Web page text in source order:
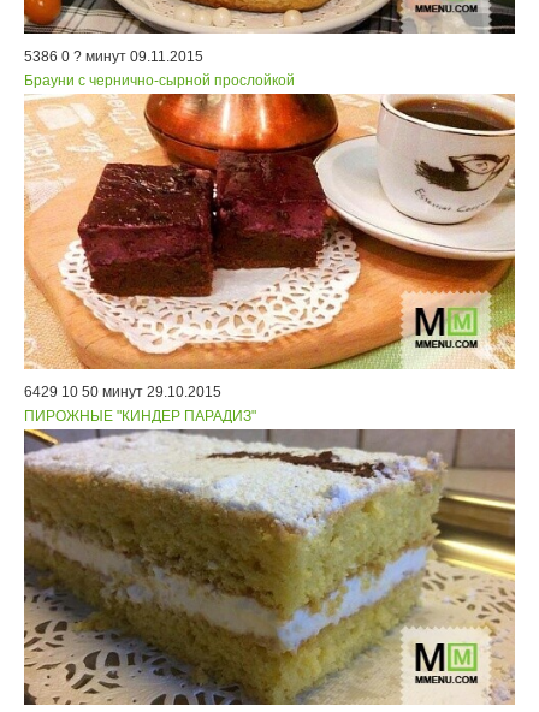
5386 0 ? минут 09.11.2015
Брауни с чернично-сырной прослойкой
6429 10 50 минут 29.10.2015
ПИРОЖНЫЕ "КИНДЕР ПАРАДИЗ"